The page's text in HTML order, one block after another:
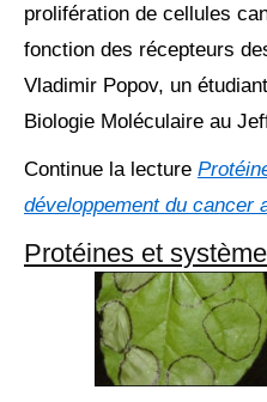
prolifération de cellules
fonction des récepteurs
Vladimir Popov, un
Biologie Moléculaire au
Continue la lecture
développement du cancer
Protéines et